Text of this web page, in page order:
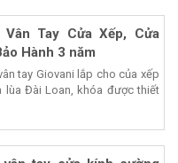
Vân Tay Cửa Xếp, Cửa
Hành 3 năm
tay Giovani lắp cho của xếp
lùa Đài Loan, khóa được thiết